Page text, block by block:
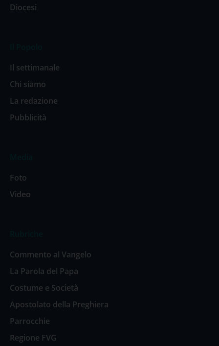
Diocesi
Il settimanale
Chi siamo
La redazione
Pubblicità
Foto
Video
Commento al Vangelo
La Parola del Papa
Costume e Società
Apostolato della Preghiera
Parrocchie
Regione FVG